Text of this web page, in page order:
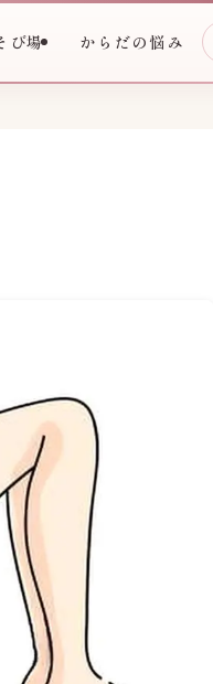
び場 からだの悩み